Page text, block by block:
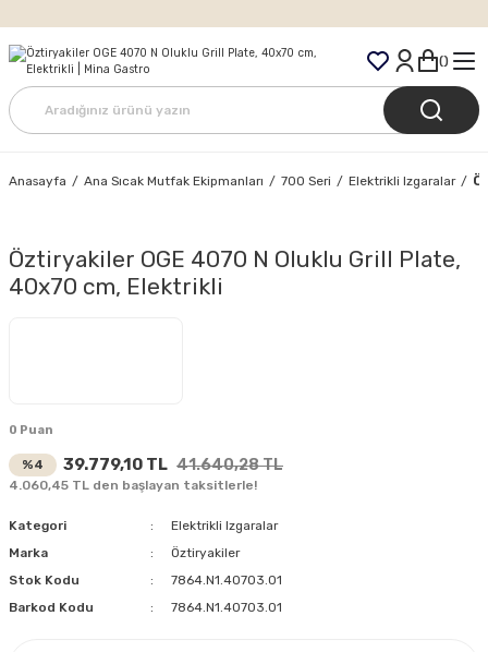
Tüm Siparişlerde Ücretsiz Kargo
Anasayfa Ana Sıcak Mutfak Ekipmanları 700 Seri Elektrikli Izgaralar
Öztiryakiler OGE 4070 N Oluklu Grill Plate,
40x70 cm, Elektrikli
0 Puan
%4 39.779,10 TL 41.640,28 TL
4.060,45 TL den başlayan taksitlerle!
Kategori
Elektrikli Izgaralar
Marka
Öztiryakiler
Stok Kodu
7864.N1.40703.01
Barkod Kodu
7864.N1.40703.01